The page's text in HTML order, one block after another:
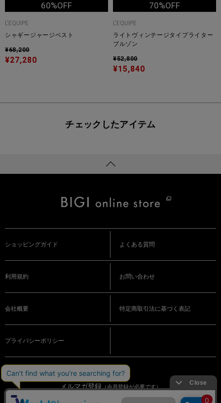
60%OFF
L'EQUIPE
シャギージャージベスト
¥68,200
¥27,280
70%OFF
L'EQUIPE
ライトヴィンテージタイプライター
ブルゾン
¥52,800
¥15,840
チェックしたアイテム
ショッピングガイド よくある質問
利用規約 お問い合わせ
会社概要 特定商取引法に基づく表記
プライバシーポリシー
メルマガ登録（会員登録が必要です）